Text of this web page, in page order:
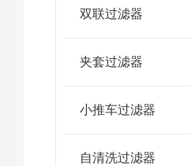
双联过滤器
夹套过滤器
小推车过滤器
自清洗过滤器